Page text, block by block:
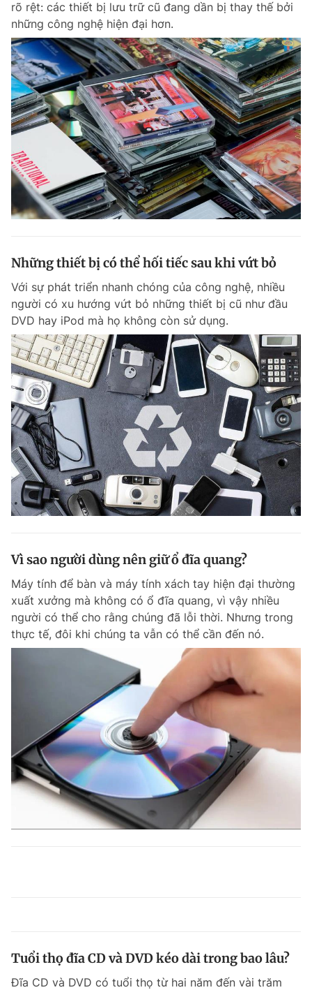
rõ rệt: các thiết bị lưu trữ cũ đang dần bị thay thế bởi
những công nghệ hiện đại hơn.
Những thiết bị có thể hối tiếc sau khi vứt bỏ
Với sự phát triển nhanh chóng của công nghệ, nhiều
người có xu hướng vứt bỏ những thiết bị cũ như đầu
DVD hay iPod mà họ không còn sử dụng.
Vì sao người dùng nên giữ ổ đĩa quang?
Máy tính để bàn và máy tính xách tay hiện đại thường
xuất xưởng mà không có ổ đĩa quang, vì vậy nhiều
người có thể cho rằng chúng đã lỗi thời. Nhưng trong
thực tế, đôi khi chúng ta vẫn có thể cần đến nó.
Tuổi thọ đĩa CD và DVD kéo dài trong bao lâu?
Đĩa CD và DVD có tuổi thọ từ hai năm đến vài trăm